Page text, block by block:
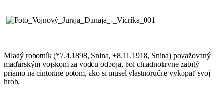
Mladý robotník (*7.4.1898, Snina, +8.11.1918, Snina) považovaný
maďarským vojskom za vodcu odboja, bol chladnokrvne zabitý
priamo na cintoríne potom, ako si musel vlastnoručne vykopať svoj
hrob.